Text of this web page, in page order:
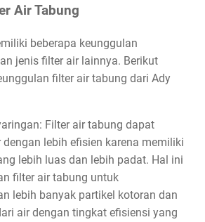
Air Tabung
beberapa keunggulan
jenis filter air lainnya. Berikut
filter air tabung dari Ady
Filter air tabung dapat
dengan lebih efisien karena memiliki
lebih luas dan lebih padat. Hal ini
filter air tabung untuk
lebih banyak partikel kotoran dan
air dengan tingkat efisiensi yang